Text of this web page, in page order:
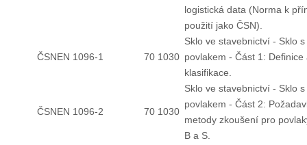
logistická data (Norma k
použití jako ČSN).
ČSNEN 1096-1 70 1030
Sklo ve stavebnictví - Sklo s
povlakem - Část 1: Definice
klasifikace.
ČSNEN 1096-2 70 1030
Sklo ve stavebnictví - Sklo s
povlakem - Část 2:
metody zkoušení pro
B a S.